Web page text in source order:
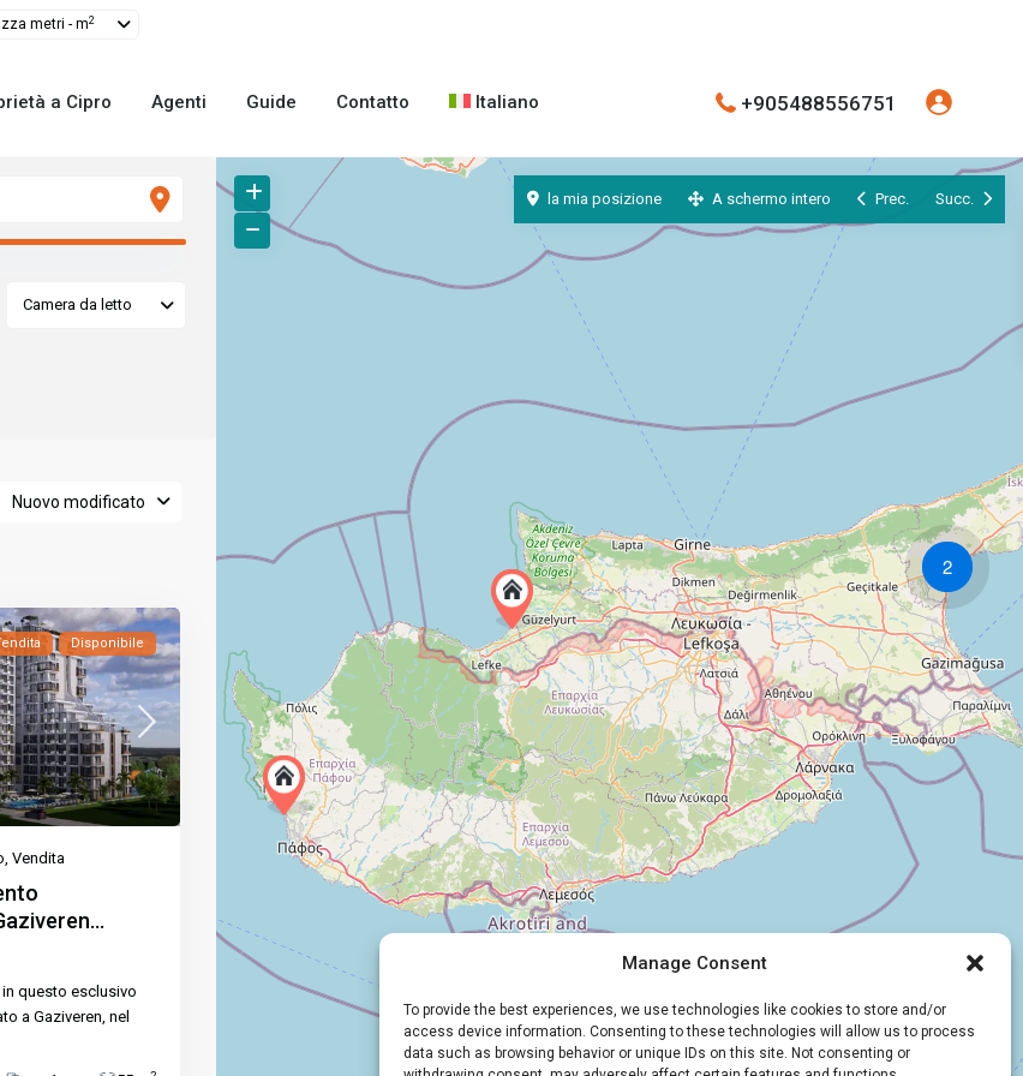
Manage Consent
To provide the best experiences, we use technologies like cookies to store and/or
access device information. Consenting to these technologies will allow us to process
data such as browsing behavior or unique IDs on this site. Not consenting or
metri - m2
a Cipro Agenti Guide Contatto Italiano +905488556751
2
la mia posizione A schermo intero Prec. Succ.
Camera da letto
Nuovo modificato
Disponibile
Vendita
questo esclusivo
a Gaziveren, nel